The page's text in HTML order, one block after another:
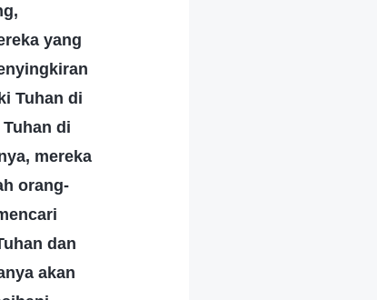
yang
Tuhan di
di
mereka
orang-
dan
akan